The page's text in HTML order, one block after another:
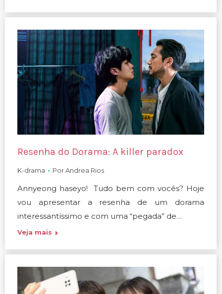
Resenha do Dorama: A killer paradox
K-drama PorAndrea Rios
Annyeong haseyo! Tudo bem com vocês? Hoje
vou apresentar a resenha de um dorama
interessantíssimo e com uma “pegada” de…
Veja mais